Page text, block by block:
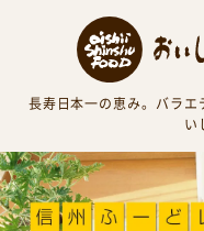
長寿日本一の恵み。バラエ
い